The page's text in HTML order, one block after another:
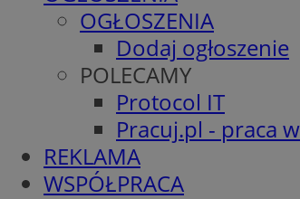
OGŁOSZENIA
Dodaj ogłoszenie
POLECAMY
Protocol IT
Pracuj.pl - praca
REKLAMA
WSPÓŁPRACA